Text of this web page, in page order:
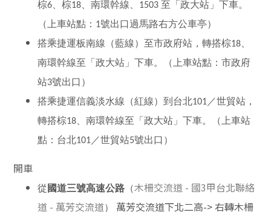
棕6、棕18、南環幹線、1503 至「政大站」下車。
（上車站點：1號出口過馬路右方公車亭）
搭乘捷運板南線（藍線）至市政府站，轉搭棕18、
南環幹線至「政大站」下車。（上車站點：市政府
站3號出口）
搭乘捷運信義淡水線（紅線）到台北101／世貿站，
轉搭棕18、南環幹線至「政大站」下車。（上車站
點：台北101／世貿站5號出口）
開車
從 國道三號高速公路 （木柵交流道 - 國3甲台北聯絡
道 - 萬芳交流道）
萬芳交流道下北二高-> 右轉木柵